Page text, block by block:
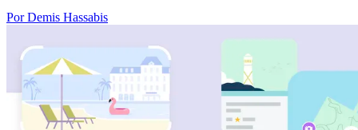
Por Demis Hassabis